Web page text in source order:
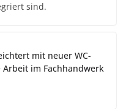
sind.
mit neuer WC-
Arbeit im Fachhandwerk